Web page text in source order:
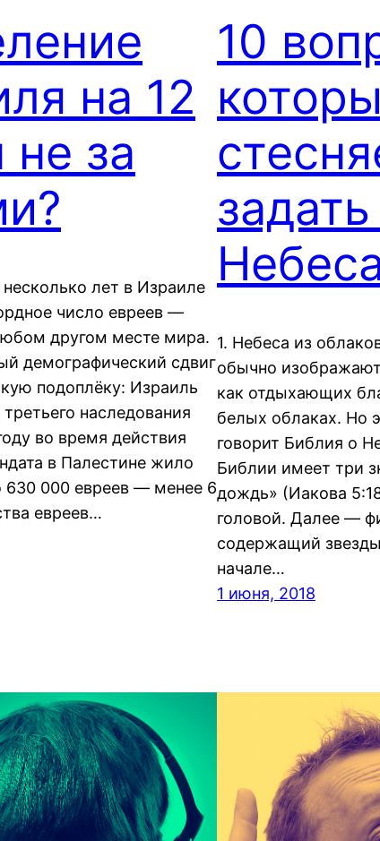
на 12
не за
лет в Израиле
число евреев —
другом месте мира.
демографический сдвиг
подоплёку: Израиль
наследования
во время действия
в Палестине жило
630 000 евреев — менее 6
евреев…
10
1. Небеса из
обычно
как отдыхающих
белых облаках. Но
говорит Библия о
Библии имеет три
дождь» (Иакова
головой. Далее —
содержащий
начале…
1 июня, 2018